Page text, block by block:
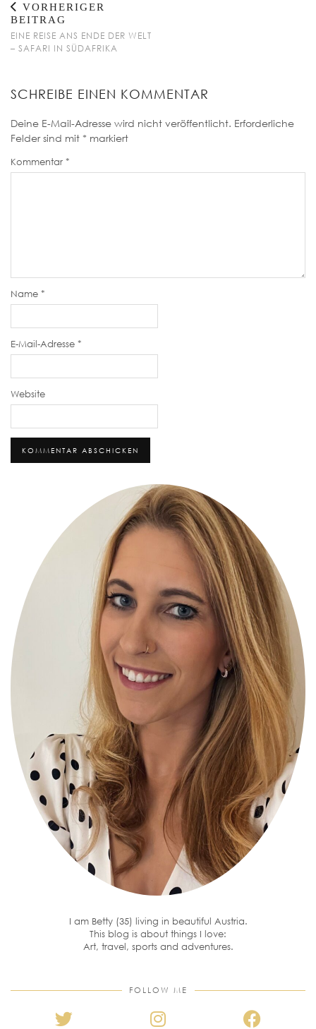
VORHERIGER
BEITRAG
EINE REISE ANS ENDE DER WELT
– SAFARI IN SÜDAFRIKA
SCHREIBE EINEN KOMMENTAR
Deine E-Mail-Adresse wird nicht veröffentlicht. Erforderliche
Felder sind mit * markiert
Kommentar *
Name *
E-Mail-Adresse *
Website
I am Betty (35) living in beautiful Austria.
This blog is about things I love:
Art, travel, sports and adventures.
FOLLOW ME